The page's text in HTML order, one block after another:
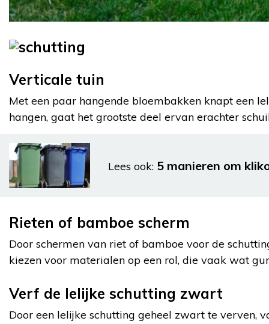
Verticale tuin
Met een paar hangende bloembakken knapt een
hangen, gaat het grootste deel ervan erachter
Lees ook: 5 manieren om
Rieten of bamboe scherm
Door schermen van riet of bamboe voor de
kiezen voor materialen op een rol, die vaak wat
Verf de lelijke schutting zwart
Door een lelijke schutting geheel zwart te verven,